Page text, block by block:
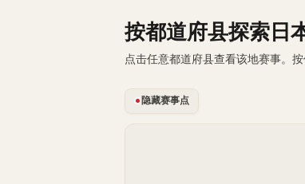
按都道府县探索日
点击任意都道府县查看该地赛事。
隐藏赛事点